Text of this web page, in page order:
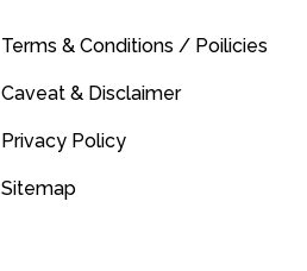
Terms & Conditions / Poilicies
Caveat & Disclaimer
Privacy Policy
Sitemap